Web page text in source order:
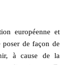
européenne et
de façon de
à cause de la